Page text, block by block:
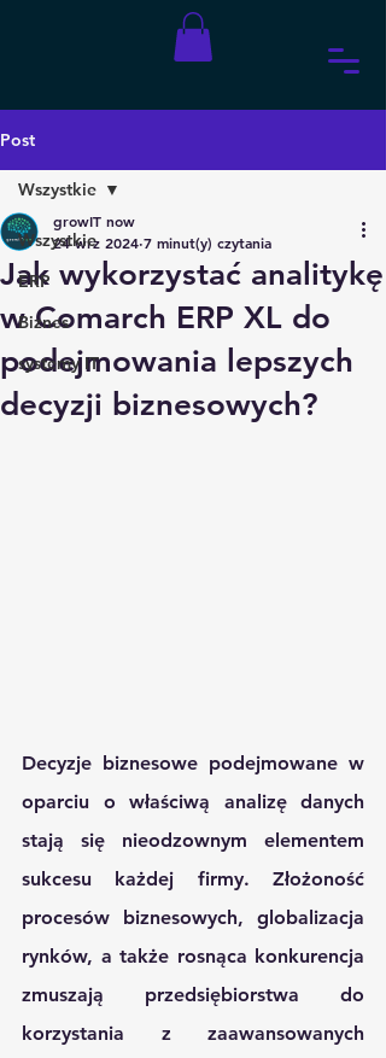
Post
Wszystkie
ERP
Biznes
systemy IT
Wszystkie
Jak wykorzystać analitykę
w Comarch ERP XL do
podejmowania lepszych
decyzji biznesowych?
growIT now
24 wrz 2024 7 minut(y) czytania
Decyzje biznesowe podejmowane w
oparciu o właściwą analizę danych
stają się nieodzownym elementem
sukcesu każdej firmy. Złożoność
procesów biznesowych, globalizacja
rynków, a także rosnąca konkurencja
zmuszają przedsiębiorstwa do
korzystania z zaawansowanych